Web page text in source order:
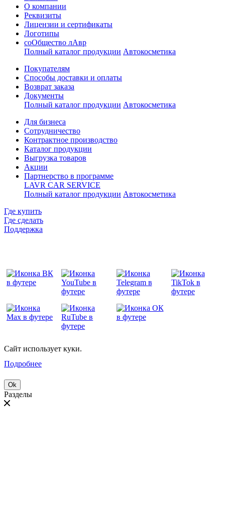
О компании
Реквизиты
Лицензии и сертификаты
Логотипы
соОбщество лАвр
Полный каталог продукции Автокосметика
Покупателям
Способы доставки и оплаты
Возврат заказа
Документы
Полный каталог продукции Автокосметика
Для бизнеса
Сотрудничество
Контрактное производcтво
Каталог продукции
Выгрузка товаров
Акции
Партнерство в программе
LAVR CAR SERVICE
Полный каталог продукции Автокосметика
Где купить
Где сделать
Поддержка
Сайт использует куки.
Подробнее
Ok
Разделы